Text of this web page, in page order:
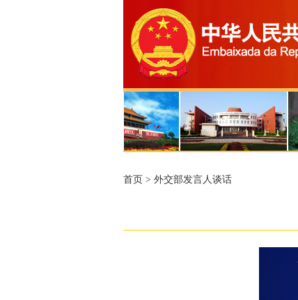
首页 > 外交部发言人谈话